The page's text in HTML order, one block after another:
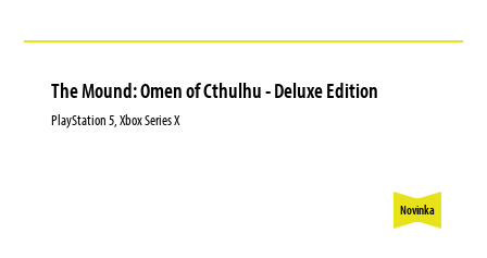
The Mound: Omen of Cthulhu - Deluxe Edition
PlayStation 5, Xbox Series X
Novinka